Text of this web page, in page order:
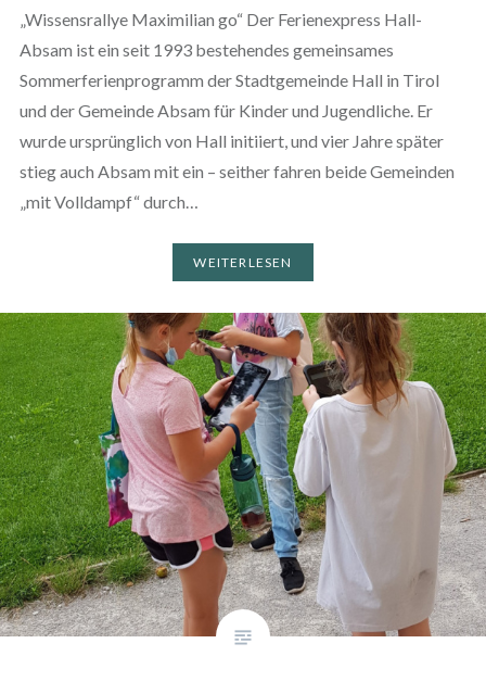
„Wissensrallye Maximilian go“ Der Ferienexpress Hall-
Absam ist ein seit 1993 bestehendes gemeinsames
Sommerferienprogramm der Stadtgemeinde Hall in Tirol
und der Gemeinde Absam für Kinder und Jugendliche. Er
wurde ursprünglich von Hall initiiert, und vier Jahre später
stieg auch Absam mit ein – seither fahren beide Gemeinden
„mit Volldampf“ durch…
WEITERLESEN